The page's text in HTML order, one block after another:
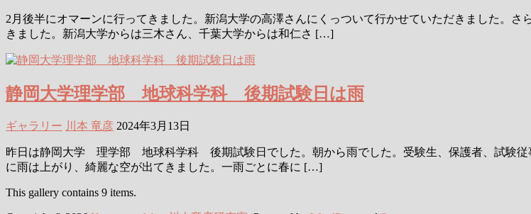
2月後半にオマーンに行ってきました。新潟大学の高澤さんにくっついて行かせていただきました。
きました。新潟大学からは三木さん、千葉大学からは和仁さ […]
静岡大学理学部 地球科学科 後期試験日は雨
ギャラリー 川本 竜彦 2024年3月13日
昨日は静岡大学 理学部 地球科学科 後期試験日でした。朝から雨でした。受験生、保護者、試験従
に雨は上がり、綺麗な空が出てきました。一雨ごとに春に […]
This gallery contains 9 items.